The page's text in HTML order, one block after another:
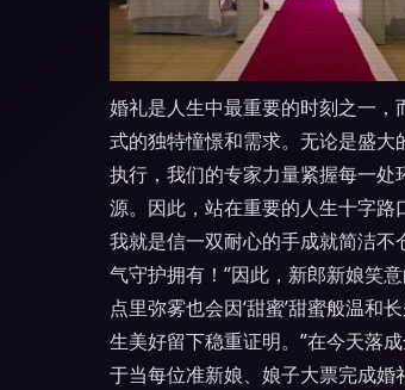
婚礼是人生中最重要的时刻之一
式的独特憧憬和需求。无论是盛
执行，我们的专家力量紧握每一
源。因此，站在重要的人生十字
我就是信一双耐心的手成就简洁
气守护拥有！”因此，新郎新娘笑
点里弥雾也会因‘甜蜜’甜蜜般温
生美好留下稳重证明。”在今天落
于当每位准新娘、娘子大票完成